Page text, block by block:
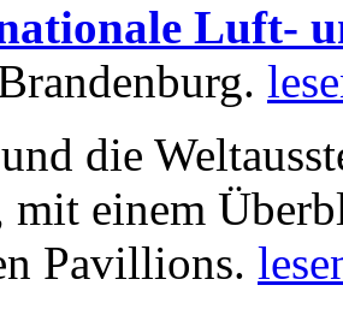
Luft-
die
mit einem
Pavillions.